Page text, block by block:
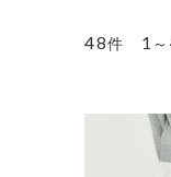
48件 1 ～